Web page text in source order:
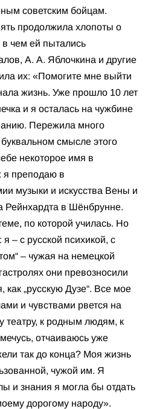
советским бойцам.
продолжила хлопоты о
чем ей пытались
А. А. Яблочкина и другие
их: «Помогите мне выйти
жизнь. Уже прошло 10 лет
и я осталась на чужбине
Пережила много
смысле этого
некоторое имя в
я преподаю в
музыки и искусства Вены и
Рейнхардта в Шёнбрунне.
по которой училась. Но
– с русской психикой, с
– чужая на немецкой
они превозносили
как „русскую Дузе“. Все мое
и чувствами рвется на
театру, к родным людям, к
отчаиваюсь уже
так до конца? Моя жизнь
чужой им. Я
и знания я могла бы отдать
дорогому народу».